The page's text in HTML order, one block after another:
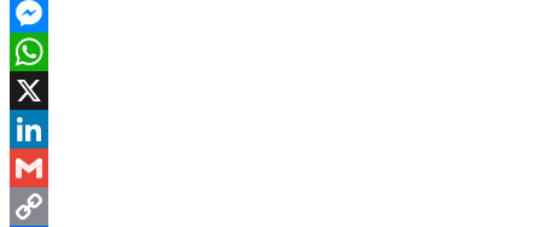
Facebook
Messenger
WhatsApp
X
LinkedIn
Gmail